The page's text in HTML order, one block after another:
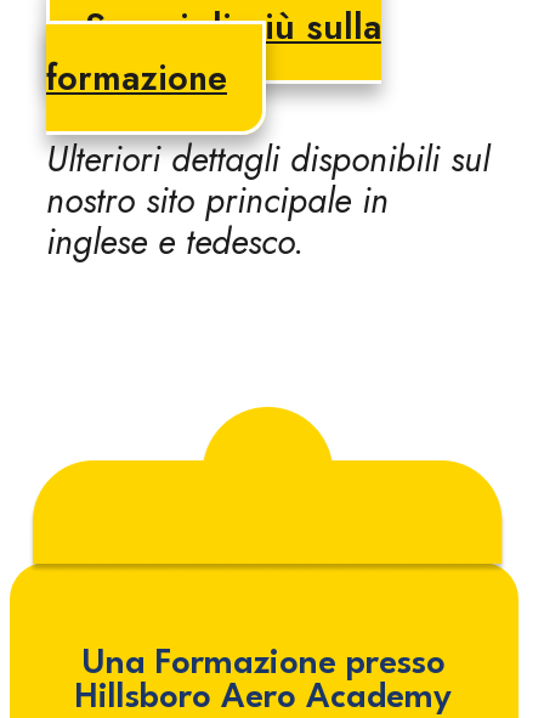
Scopri di più sulla
formazione
Ulteriori dettagli disponibili sul
nostro sito principale in
inglese e tedesco.
Una Formazione presso
Hillsboro Aero Academy